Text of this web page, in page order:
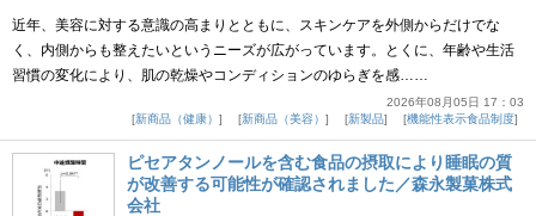
近年、美容に対する意識の高まりとともに、スキンケアを外側からだけでな
く、内側からも整えたいというニーズが広がっています。とくに、年齢や生活
習慣の変化により、肌の乾燥やコンディションのゆらぎを感……
2026年08月05日 17：03
新商品（健康）
新商品（美容） 新製品 機能性表示食品制度
ピセアタンノールを含む食品の摂取により睡眠の質
が改善する可能性が確認されました／森永製菓株式
会社